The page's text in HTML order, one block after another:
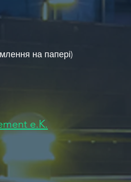
на папері)
e.K.